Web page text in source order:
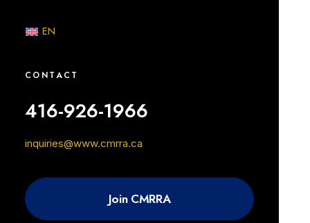
EN
CONTACT
416-926-1966
inquiries@www.cmrra.ca
Join CMRRA
ABONNEZ-VOUS À
NOTRE INFOLETTRE.